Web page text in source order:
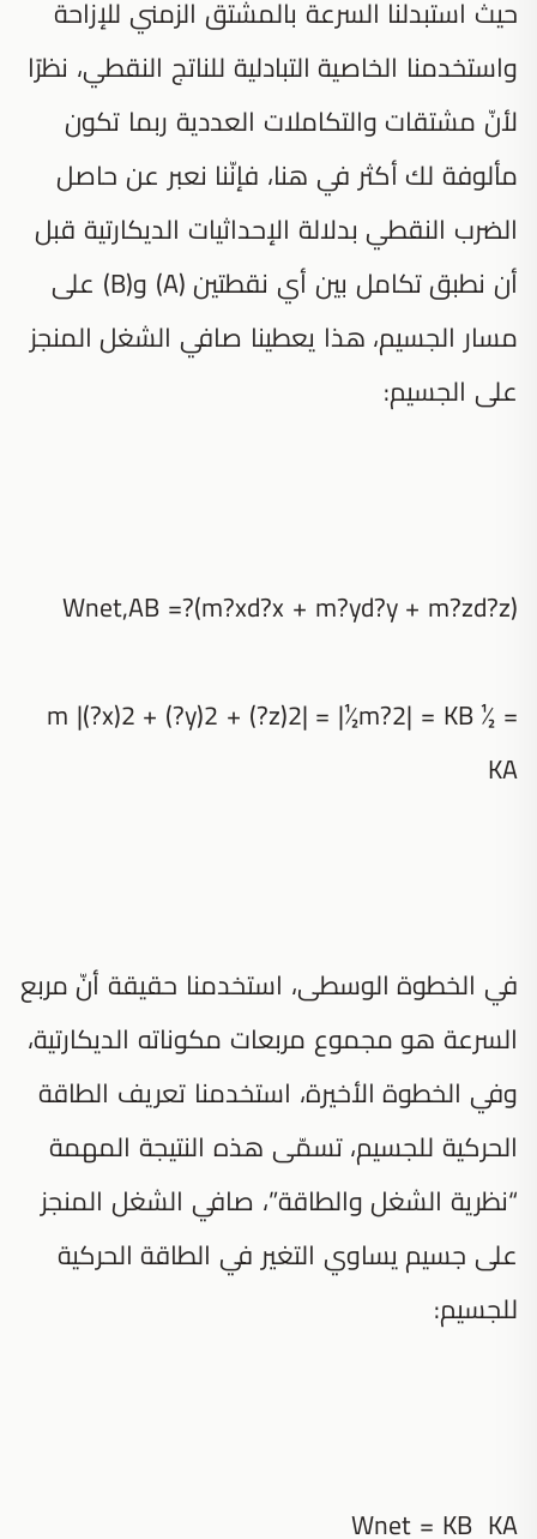
حيث استبدلنا السرعة بالمشتق الزمني للإزاحة
واستخدمنا الخاصية التبادلية للناتج النقطي، نظرًا
لأنّ مشتقات والتكاملات العددية ربما تكون
مألوفة لك أكثر في هنا، فإنّنا نعبر عن حاصل
الضرب النقطي بدلالة الإحداثيات الديكارتية قبل
أن نطبق تكامل بين أي نقطتين (A) و(B) على
مسار الجسيم، هذا يعطينا صافي الشغل المنجز
على الجسيم:
Wnet,AB =?(m?xd?x + m?yd?y + m?zd?z)
= ½m |(?x)2 + (?y)2 + (?z)2| = |½m?2| = KB
KA
في الخطوة الوسطى، استخدمنا حقيقة أنّ مربع
السرعة هو مجموع مربعات مكوناته الديكارتية،
وفي الخطوة الأخيرة، استخدمنا تعريف الطاقة
الحركية للجسيم، تسمّى هذه النتيجة المهمة
“نظرية الشغل والطاقة”، صافي الشغل المنجز
على جسيم يساوي التغير في الطاقة الحركية
للجسيم:
Wnet = KB KA